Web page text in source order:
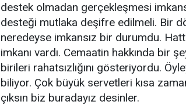
destek olmadan gerçekleşmesi
desteği mutlaka deşifre edilmeli. Bir
neredeyse imkansız bir durumdu.
imkanı vardı. Cemaatin hakkında bir
birileri rahatsızlığını gösteriyordu.
biliyor. Çok büyük servetleri kısa
çıksın biz buradayız desinler.